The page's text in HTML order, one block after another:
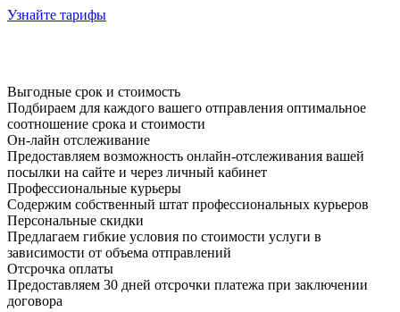
Узнайте тарифы
Выгодные срок и стоимость
Подбираем для каждого вашего отправления оптимальное
соотношение срока и стоимости
Он-лайн отслеживание
Предоставляем возможность онлайн-отслеживания вашей
посылки на сайте и через личный кабинет
Профессиональные курьеры
Содержим собственный штат профессиональных курьеров
Персональные скидки
Предлагаем гибкие условия по стоимости услуги в
зависимости от объема отправлений
Отсрочка оплаты
Предоставляем 30 дней отсрочки платежа при заключении
договора